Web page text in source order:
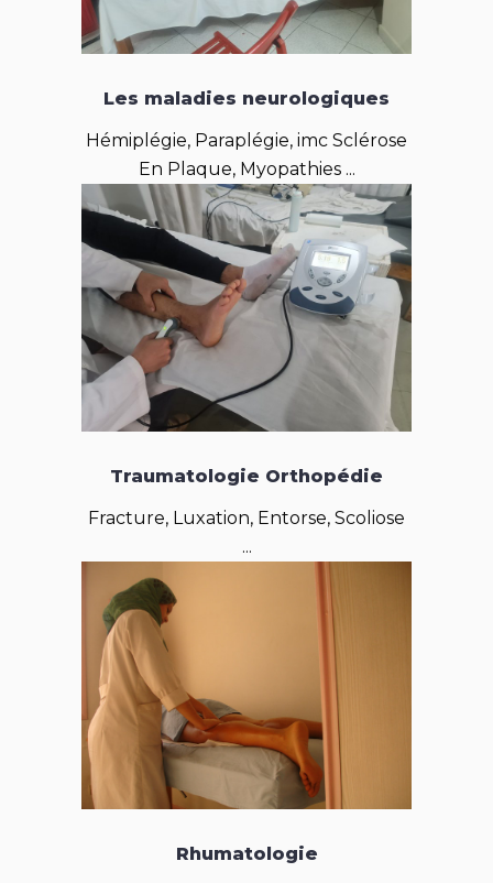
Les maladies neurologiques
Hémiplégie, Paraplégie, imc Sclérose
En Plaque, Myopathies ...
Traumatologie Orthopédie
Fracture, Luxation, Entorse, Scoliose
...
Rhumatologie